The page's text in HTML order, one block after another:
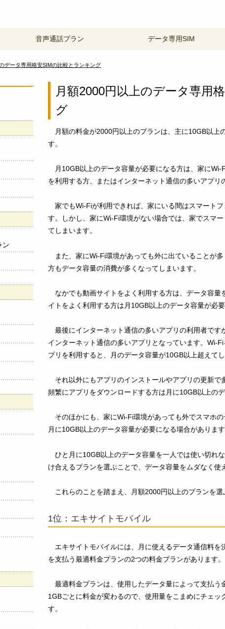
音声通話プラン データ専用SIM
データ専用格安SIMの比較とランキング
月額2000円以上のデータ専用
グ
月額の料金が2000円以上のプランは、主に10GB以
す。
月10GB以上のデータ容量が必要になる方は、家に
を利用する方、またはインターネット通信の多いアプリ
家でもWi-Fiが利用できれば、家にいる間はスマート
す。しかし、家にWi-Fi環境がない場合では、家でスマ
てしまいます。
また、家にWi-Fi環境があっても外に出ていることが
方もデータ容量の消費が多くなってしまいます。
なかでも動画サイトをよく利用する方は、データ容
イトをよく利用する方は月10GB以上のデータ容量が必要
最後にインターネット通信の多いアプリの利用者で
インターネット通信の多いアプリとなっています。Wi-
プリを利用すると、月のデータ容量が10GB以上超えてし
それ以外にもアプリのインストールやアプリの更新で
頻繁にアプリをダウンロードする方は月に10GB以上の
そのほかにも、家にWi-Fi環境があっても外でスマホ
月に10GB以上のデータ容量が必要になる場合があります
ひと月に10GB以上のデータ容量を一人では使い切れ
け合えるプランを選ぶことで、データ容量をムダなく使
これらのことを踏まえ、月額2000円以上のプランを選
1位：エキサイトモバイル
エキサイトモバイルには、月に使えるデータ通信料
を支払う最適料金プランの2つの料金プランがあります。
最適料金プランは、使用したデータ量によって支払う
1GBごとに料金が変わるので、使用量をこまめにチェッ
す。
ン